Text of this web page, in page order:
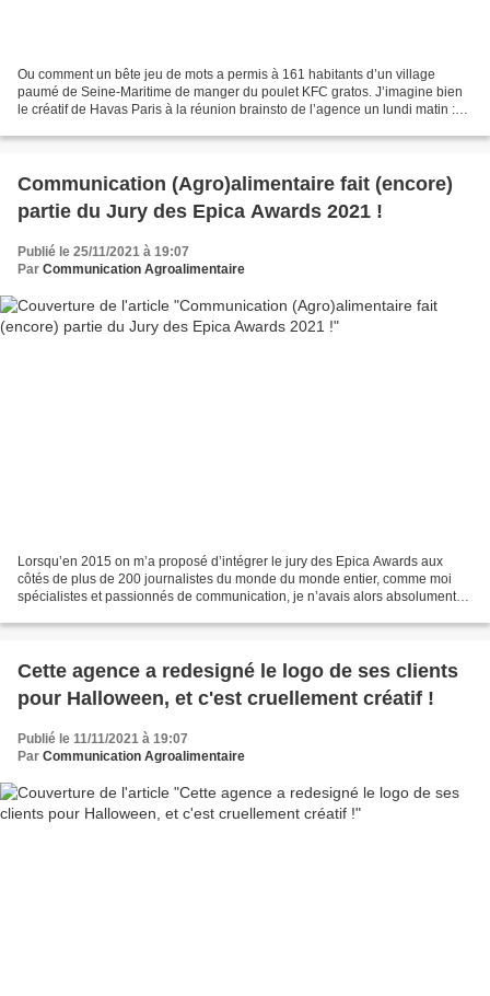
Ou comment un bête jeu de mots a permis à 161 habitants d’un village
paumé de Seine-Maritime de manger du poulet KFC gratos. J’imagine bien
le créatif de Havas Paris à la réunion brainsto de l’agence un lundi matin :
Communication (Agro)alimentaire fait (encore)
partie du Jury des Epica Awards 2021 !
Publié le 25/11/2021 à 19:07
Par Communication Agroalimentaire
Lorsqu’en 2015 on m’a proposé d’intégrer le jury des Epica Awards aux
côtés de plus de 200 journalistes du monde du monde entier, comme moi
spécialistes et passionnés de communication, je n’avais alors absolument
Cette agence a redesigné le logo de ses clients
pour Halloween, et c'est cruellement créatif !
Publié le 11/11/2021 à 19:07
Par Communication Agroalimentaire